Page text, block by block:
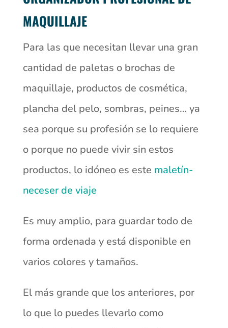
MAQUILLAJE
Para las que necesitan llevar una gran
cantidad de paletas o brochas de
maquillaje, productos de cosmética,
plancha del pelo, sombras, peines… ya
sea porque su profesión se lo requiere
o porque no puede vivir sin estos
productos, lo idóneo es este maletín-
neceser de viaje
Es muy amplio, para guardar todo de
forma ordenada y está disponible en
varios colores y tamaños.
El más grande que los anteriores, por
lo que lo puedes llevarlo como